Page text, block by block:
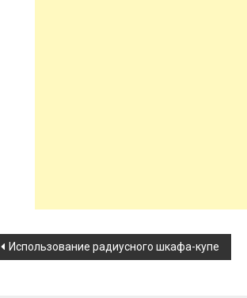
Навигация по записи
Использование радиусного шкафа-купе